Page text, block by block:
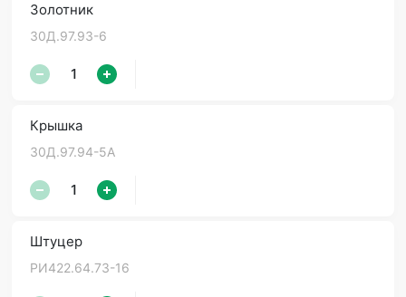
Золотник
30Д.97.93-6
Крышка
30Д.97.94-5А
Штуцер
РИ422.64.73-16